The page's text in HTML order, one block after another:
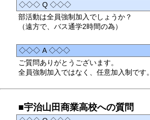
◇◇◇ Q ◇◇◇
部活動は全員強制加入でしょうか？
（遠方で、バス通学2時間の為）
◇◇◇ A ◇◇◇
ご質問ありがとうございます。
全員強制加入ではなく、任意加入制です。
■宇治山田商業高校への質問